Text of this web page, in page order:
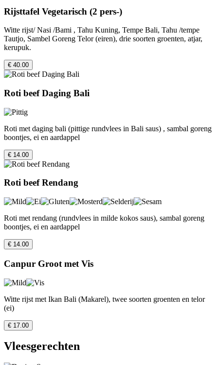
Rijsttafel Vegetarisch (2 pers-)
Witte rijst/ Nasi /Bami , Tahu Kuning, Tempe Bali, Tahu /tempe
Tautjo, Sambel Goreng Telor (eiren), drie soorten groenten, atjar,
kerupuk.
€ 40.00
Roti beef Daging Bali
Roti met daging bali (pittige rundvlees in Bali saus) , sambal goreng
boontjes, ei en aardappel
€ 14.00
Roti beef Rendang
Roti met rendang (rundvlees in milde kokos saus), sambal goreng
boontjes, ei en aardappel
€ 14.00
Canpur Groot met Vis
Witte rijst met Ikan Bali (Makarel), twee soorten groenten en telor
(ei)
€ 17.00
Vleesgerechten